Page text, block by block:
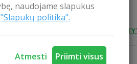
naudojame slapukus
"Slapukų politika".
Atmesti Priimti visus
„50 taikinių“